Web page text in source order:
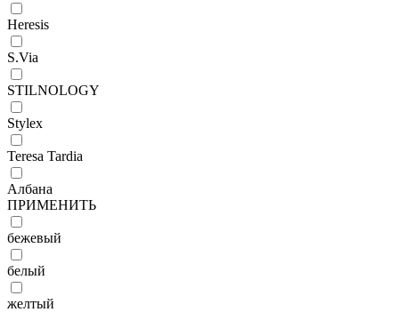
Heresis
S.Via
STILNOLOGY
Stylex
Teresa Tardia
Албана
ПРИМЕНИТЬ
бежевый
белый
желтый